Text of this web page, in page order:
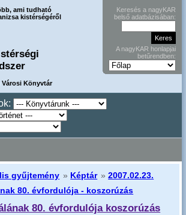
ami tudható
kistérségéről
Könyvtár
Keresés a nagyKAR
belső adatbázisában:
A nagyKAR honlapjai
betűrendben:
gyűjtemény » Képtár »2007.02.23.
80. évfordulója - koszorúzás
80. évfordulója koszorúzás